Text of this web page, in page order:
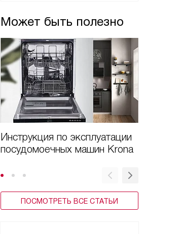
Может быть полезно
Инструкция по эксплуатации
посудомоечных машин Krona
ПОСМОТРЕТЬ ВСЕ СТАТЬИ